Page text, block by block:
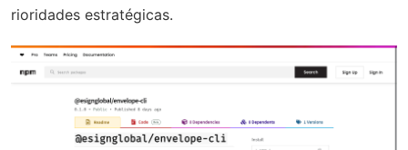
rioridades estratégicas.